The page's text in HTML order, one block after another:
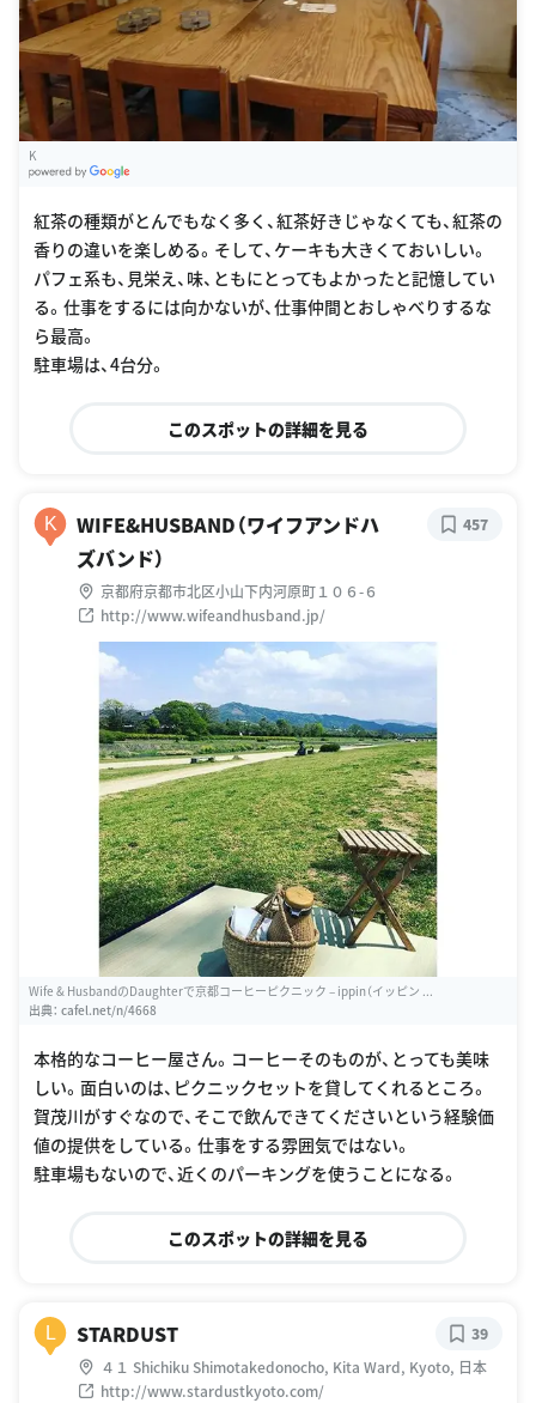
K
紅茶の種類がとんでもなく多く、紅茶好きじゃなくても、紅茶の
香りの違いを楽しめる。そして、ケーキも大きくておいしい。
パフェ系も、見栄え、味、ともにとってもよかったと記憶してい
る。仕事をするには向かないが、仕事仲間とおしゃべりするな
ら最高。
駐車場は、4台分。
このスポットの詳細を見る
K
WIFE&HUSBAND（ワイフアンドハ
ズバンド）
京都府京都市北区小山下内河原町１０６-６
http://www.wifeandhusband.jp/
457
Wife & HusbandのDaughterで京都コーヒーピクニック – ippin（イッピン ...
出典： cafel.net/n/4668
本格的なコーヒー屋さん。コーヒーそのものが、とっても美味
しい。面白いのは、ピクニックセットを貸してくれるところ。
賀茂川がすぐなので、そこで飲んできてくださいという経験価
値の提供をしている。仕事をする雰囲気ではない。
駐車場もないので、近くのパーキングを使うことになる。
このスポットの詳細を見る
L STARDUST
４１ Shichiku Shimotakedonocho, Kita Ward, Kyoto, 日本
http://www.stardustkyoto.com/
39